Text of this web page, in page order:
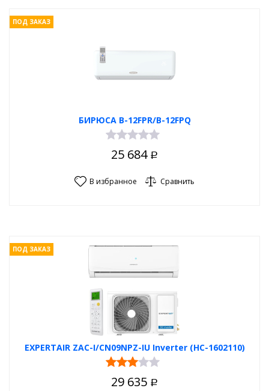
БИРЮСА B-12FPR/B-12FPQ
ПОД ЗАКАЗ
25 684 Р
В избранное Сравнить
EXPERTAIR ZAC-I/CN09NPZ-IU Inverter (НС-1602110)
ПОД ЗАКАЗ
29 635 Р